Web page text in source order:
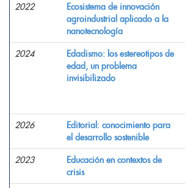
2022
Ecosistema de innovación
agroindustrial aplicado a la
nanotecnología
2024
Edadismo: los estereotipos de
edad, un problema
invisibilizado
2026
Editorial: conocimiento para
el desarrollo sostenible
2023
Educación en contextos de
crisis